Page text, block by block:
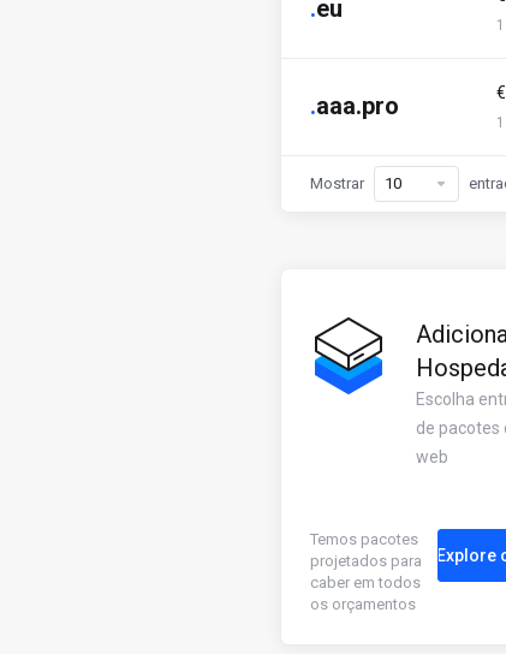
.eu
.aaa.pro
Mostrar
Escolha
de pacotes
web
Temos pacotes
projetados para
caber em todos
os orçamentos
Explore